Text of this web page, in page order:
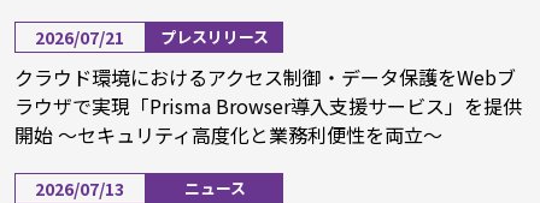
2026/07/21 プレスリリース
クラウド環境におけるアクセス制御・データ保護をWebブ
ラウザで実現「Prisma Browser導入支援サービス」を提供
開始 ～セキュリティ高度化と業務利便性を両立～
2026/07/13 ニュース